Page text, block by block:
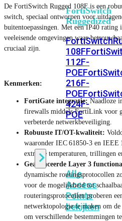
FortiSwitch
Ruggedized
108F
112F-
POE
216F-
POE
424F-
POE
WiFi
Alle
Access
Points
bekijken
De FortiSwitch Rugged 108F is een
switch, speciaal ontworpen voor
buitentoepassingen. Met een IP40 rating
veeleisende omgevingen waar
cruciaal zijn.
Kenmerken:
FortiGate integratie: Naadloze
firewalls middels FortiLink voor
verbeterde netwerkbeveiliging.
Robuuste IT/OT-kwaliteit:
waaronder IEC 61850‑3 en IEEE
extreme temperaturen, trillingen
Geavanceerde Layer 3
dynamische routingsprotocollen
voor de mogelijkheid tot
routeringsprotocollen proberen
netwerktopologie te maken om
om verschillende bestemmingen